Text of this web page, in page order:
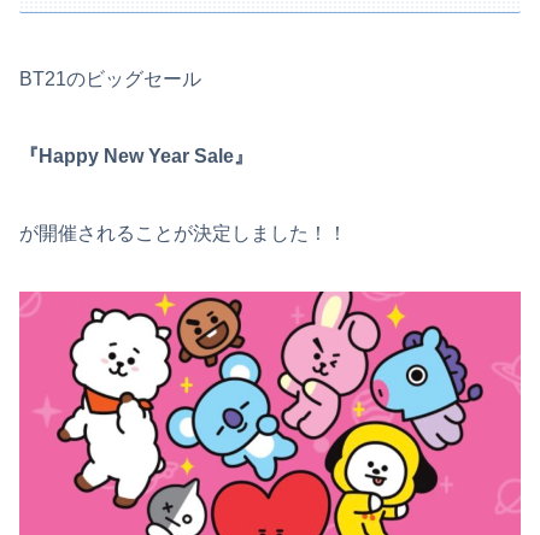
BT21のビッグセール
『Happy New Year Sale』
が開催されることが決定しました！！